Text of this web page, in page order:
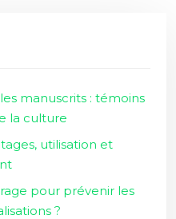
manuscrits : témoins
la culture
utilisation et
pour prévenir les
?